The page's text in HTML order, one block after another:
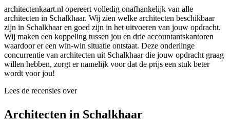
architectenkaart.nl opereert volledig onafhankelijk van alle
architecten in Schalkhaar. Wij zien welke architecten beschikbaar
zijn in Schalkhaar en goed zijn in het uitvoeren van jouw opdracht.
Wij maken een koppeling tussen jou en drie accountantskantoren
waardoor er een win-win situatie ontstaat. Deze onderlinge
concurrentie van architecten uit Schalkhaar die jouw opdracht graag
willen hebben, zorgt er namelijk voor dat de prijs een stuk beter
wordt voor jou!
Lees de recensies over
Architecten in Schalkhaar